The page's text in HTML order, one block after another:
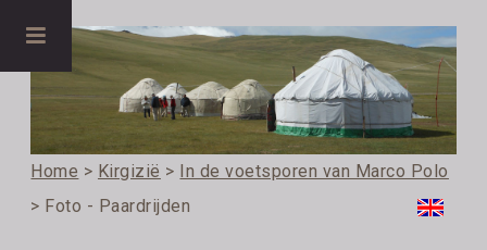
Home > Kirgizië > In de voetsporen van Marco Polo
> Foto - Paardrijden